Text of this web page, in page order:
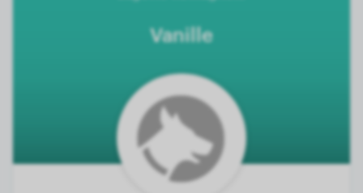
Vanille